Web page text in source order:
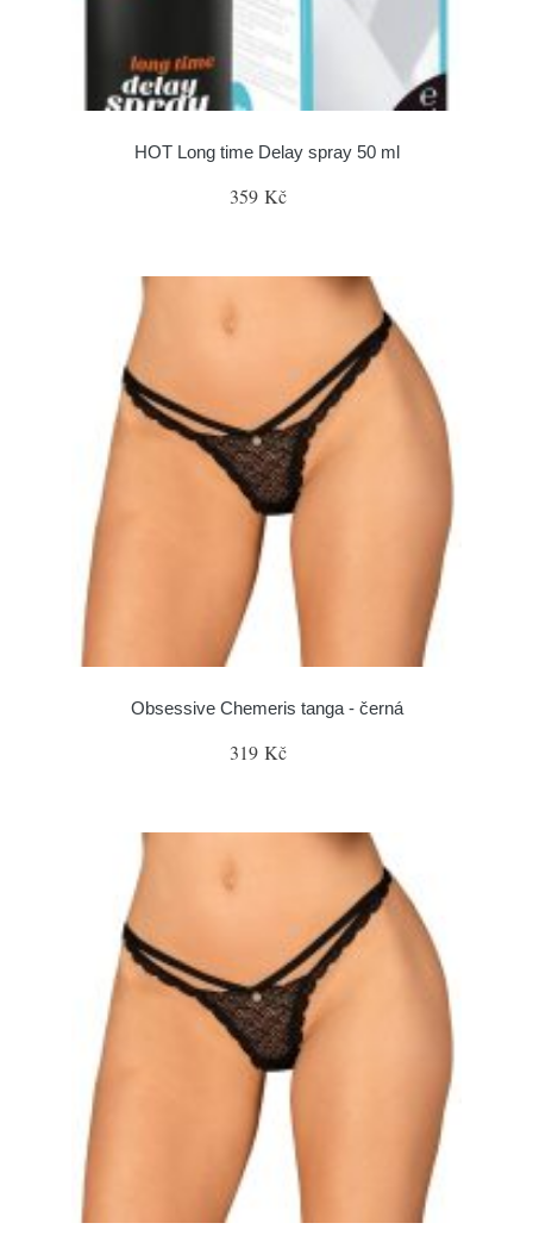
HOT Long time Delay spray 50 ml
359 Kč
Obsessive Chemeris tanga - černá
319 Kč